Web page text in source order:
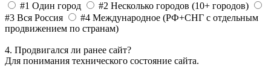
#1 Один город #2 Несколько городов (10+ городов)
#3 Вся Россия #4 Международное (РФ+СНГ с отдельным
продвижением по странам)
4. Продвигался ли ранее сайт?
Для понимания технического состояние сайта.